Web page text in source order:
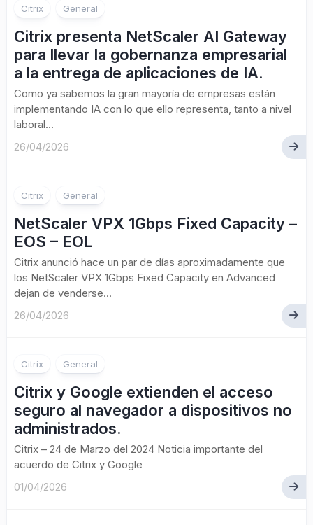
Citrix General
Citrix presenta NetScaler AI Gateway
para llevar la gobernanza empresarial
a la entrega de aplicaciones de IA.
Como ya sabemos la gran mayoría de empresas están
implementando IA con lo que ello representa, tanto a nivel
laboral...
26/04/2026
Citrix General
NetScaler VPX 1Gbps Fixed Capacity –
EOS – EOL
Citrix anunció hace un par de días aproximadamente que
los NetScaler VPX 1Gbps Fixed Capacity en Advanced
dejan de venderse...
26/04/2026
Citrix General
Citrix y Google extienden el acceso
seguro al navegador a dispositivos no
administrados.
Citrix – 24 de Marzo del 2024 Noticia importante del
acuerdo de Citrix y Google
01/04/2026